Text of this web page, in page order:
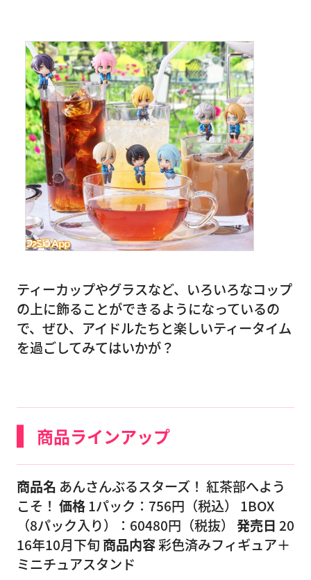
ティーカップやグラスなど、いろいろなコップ
の上に飾ることができるようになっているの
で、ぜひ、アイドルたちと楽しいティータイム
を過ごしてみてはいかが？
商品ラインアップ
商品名 あんさんぶるスターズ！ 紅茶部へよう
こそ！ 価格1パック：756円（税込） 1BOX
（8パック入り）：60480円（税抜） 発売日 20
16年10月下旬 商品内容彩色済みフィギュア＋
ミニチュアスタンド